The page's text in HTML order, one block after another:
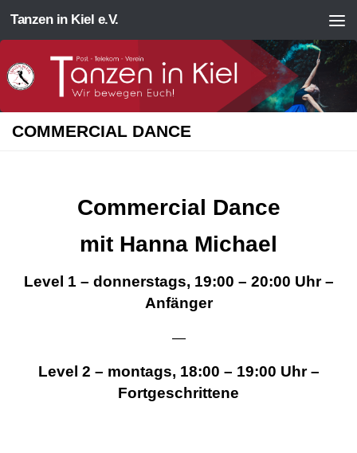
Zum Inhalt springen
Tanzen in Kiel e.V.
COMMERCIAL DANCE
Commercial Dance
mit Hanna Michael
Level 1 – donnerstags, 19:00 – 20:00 Uhr –
Anfänger
—
Level 2 – montags, 18:00 – 19:00 Uhr –
Fortgeschrittene